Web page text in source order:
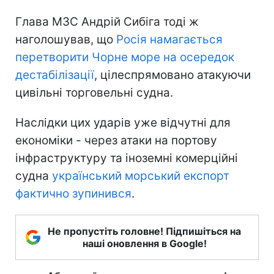
Глава МЗС Андрій Сибіга тоді ж
наголошував, що Росія намагається
перетворити Чорне море на осередок
дестабілізації, цілеспрямовано атакуючи
цивільні торговельні судна.
Наслідки цих ударів уже відчутні для
економіки - через атаки на портову
інфраструктуру та іноземні комерційні
судна український морський експорт
фактично зупинився.
Не пропустіть головне! Підпишіться на
наші оновлення в Google!